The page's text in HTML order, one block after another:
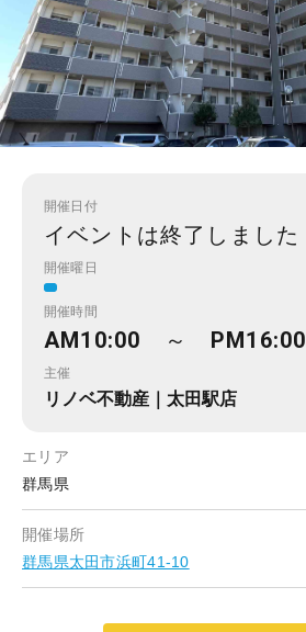
開催日付
イベントは終了しました
開催曜日
開催時間
AM10:00 ～ PM16:00
主催
リノベ不動産｜太田駅店
エリア
群馬県
開催場所
群馬県太田市浜町41-10